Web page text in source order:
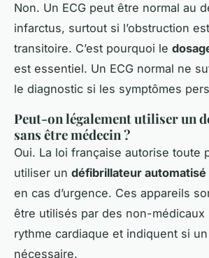
Non. Un ECG peut être normal au
infarctus, surtout si l’obstruction
transitoire. C’est pourquoi le
est essentiel. Un ECG normal ne
le diagnostic si les symptômes
Peut-on légalement utiliser un
sans être médecin ?
Oui. La loi française autorise toute
utiliser un défibrillateur automatisé
en cas d’urgence. Ces appareils
être utilisés par des non-médicaux
rythme cardiaque et indiquent si
nécessaire.